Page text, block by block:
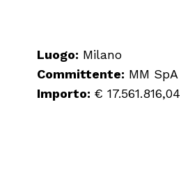
Luogo: Milano
Committente: MM SpA
Importo: € 17.561.816,04